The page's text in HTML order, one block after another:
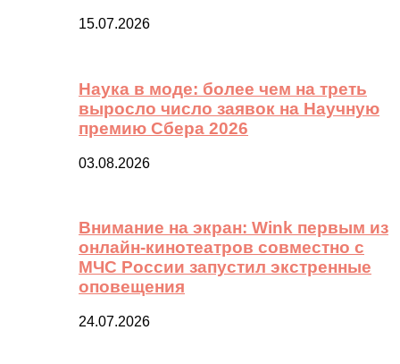
15.07.2026
Наука в моде: более чем на треть
выросло число заявок на Научную
премию Сбера 2026
03.08.2026
Внимание на экран: Wink первым из
онлайн-кинотеатров совместно с
МЧС России запустил экстренные
оповещения
24.07.2026